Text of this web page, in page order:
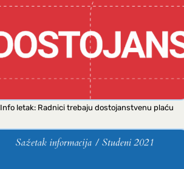
Info letak: Radnici trebaju dostojanstvenu plaću